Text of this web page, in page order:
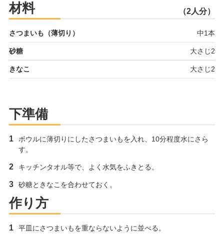
材料 （2人分）
さつまいも（薄切り） 中1本
砂糖 大さじ2
きなこ 大さじ2
下準備
ボウルに薄切りにしたさつまいもを入れ、10分程度水にさら
す。
キッチンタオル等で、よく水気をふきとる。
砂糖ときなこを合わせておく。
作り方
平皿にさつまいもを重ならないように並べる。